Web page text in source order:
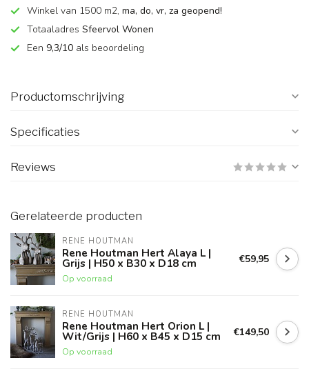
Winkel van 1500 m2, ma, do, vr, za geopend!
Totaaladres Sfeervol Wonen
Een 9,3/10 als beoordeling
Productomschrijving
Specificaties
Reviews
Gerelateerde producten
RENE HOUTMAN
Rene Houtman Hert Alaya L |
Grijs | H50 x B30 x D18 cm
Op voorraad
€59,95
RENE HOUTMAN
Rene Houtman Hert Orion L |
Wit/Grijs | H60 x B45 x D15 cm
Op voorraad
€149,50